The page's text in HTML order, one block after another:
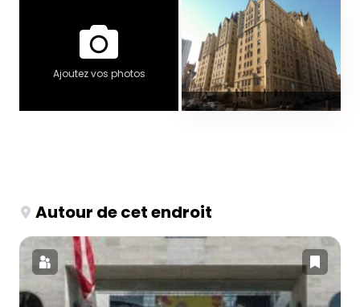
Ajoutez vos photos
Autour de cet endroit